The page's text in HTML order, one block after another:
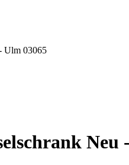
Ulm 03065
Neu